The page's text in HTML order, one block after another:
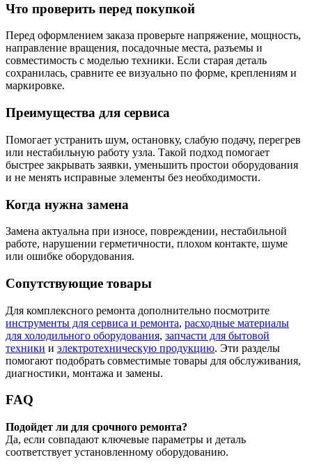
Что проверить перед покупкой
Перед оформлением заказа проверьте напряжение, мощность,
направление вращения, посадочные места, разъемы и
совместимость с моделью техники. Если старая деталь
сохранилась, сравните ее визуально по форме, креплениям и
маркировке.
Преимущества для сервиса
Помогает устранить шум, остановку, слабую подачу, перегрев
или нестабильную работу узла. Такой подход помогает
быстрее закрывать заявки, уменьшить простои оборудования
и не менять исправные элементы без необходимости.
Когда нужна замена
Замена актуальна при износе, повреждении, нестабильной
работе, нарушении герметичности, плохом контакте, шуме
или ошибке оборудования.
Сопутствующие товары
Для комплексного ремонта дополнительно посмотрите
инструменты для сервиса и ремонта, расходные материалы
для холодильного оборудования, запчасти для бытовой
техники и электротехническую продукцию. Эти разделы
помогают подобрать совместимые товары для обслуживания,
диагностики, монтажа и замены.
FAQ
Подойдет ли для срочного ремонта?
Да, если совпадают ключевые параметры и деталь
соответствует установленному оборудованию.